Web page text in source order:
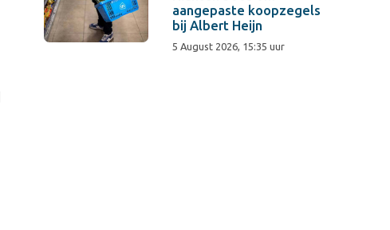
aangepaste koopzegels
bij Albert Heijn
5 August 2026, 15:35 uur